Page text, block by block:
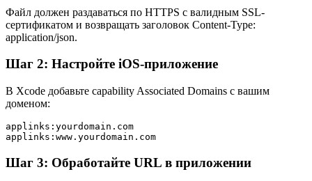
Файл должен раздаваться по HTTPS с валидным SSL-
сертификатом и возвращать заголовок Content-Type:
application/json.
Шаг 2: Настройте iOS-приложение
В Xcode добавьте capability Associated Domains с вашим
доменом:
applinks:yourdomain.com
applinks:www.yourdomain.com
Шаг 3: Обработайте URL в приложении